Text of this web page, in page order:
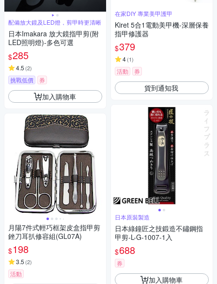
配備放大鏡及LED燈，剪甲時更清晰
日本Imakara 放大鏡指甲剪(附
LED照明燈)-多色可選
$285
4.5 (2)
挑戰低價 券
加入購物車
月陽7件式輕巧框架皮盒指甲剪
銼刀耳扒修容組(GL07A)
$198
3.5 (2)
活動
在家DIY 專業美甲護甲
Kiret 5合1電動美甲機-深層保養
指甲修護器
$379
4(1)
活動 券
貨到通知我
日本原裝製造
日本綠鐘匠之技鍛造不鏽鋼指
甲剪-L-G-1007-1入
$688
券
加入購物車